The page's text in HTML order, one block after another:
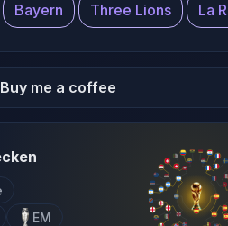
Bayern Three Lions La
Buy me a coffee
EM